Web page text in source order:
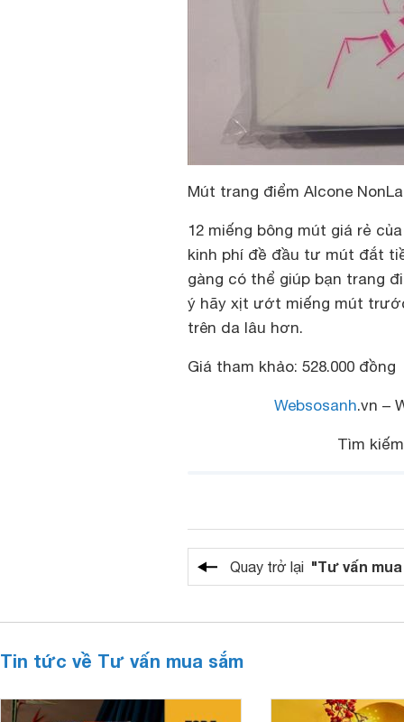
Mút trang điểm Alcone
12 miếng bông mút giá rẻ
kinh phí đề đầu tư mút đắt
gàng có thể giúp bạn trang
ý hãy xịt ướt miếng mút
trên da lâu hơn.
Giá tham khảo: 528.000 đồng
Websosanh.vn –
Tìm
Quay trở lại "Tư vấn
Tin tức về Tư vấn mua sắm